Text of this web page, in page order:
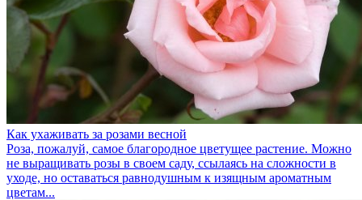
Как ухаживать за розами весной
Роза, пожалуй, самое благородное цветущее растение. Можно
не выращивать розы в своем саду, ссылаясь на сложности в
уходе, но оставаться равнодушным к изящным ароматным
цветам...